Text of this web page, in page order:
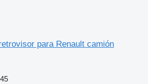
para Renault camión